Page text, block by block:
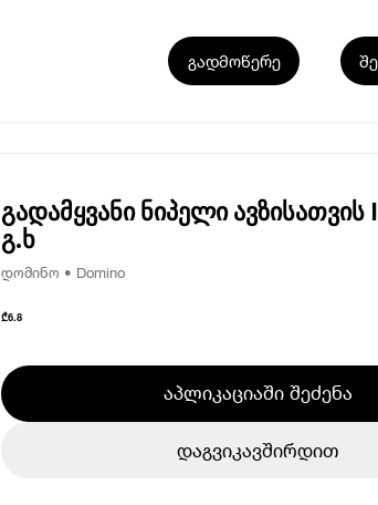
გადმოწერე
გადამყვანი ნიპელი ავზისათვის
გ.ხ
დომინო • Domino
₾6.8
აპლიკაციაში შეძენა
დაგვიკავშირდით